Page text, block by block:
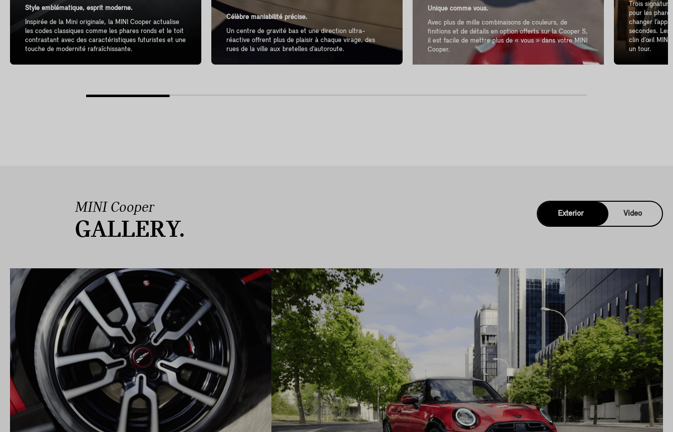
Style emblématique, esprit moderne.
Inspirée de la Mini originale, la MINI Cooper actualise
les codes classiques comme les phares ronds et le toit
contrastant avec des caractéristiques futuristes et une
touche de modernité rafraîchissante.
Célèbre maniabilité précise.
Un centre de gravité bas et une direction ultra-
réactive offrent plus de plaisir à chaque virage, des
rues de la ville aux bretelles d’autoroute.
Unique comme vous.
Avec plus de mille combinaisons de couleurs, de
finitions et de détails en option offerts sur la Cooper S,
il est facile de mettre plus de « vous » dans votre MINI
Cooper.
Trois
pour les
changer
secondes. Les
clin d’œil
un tour.
MINI Cooper
GALLERY.
Exterior Video